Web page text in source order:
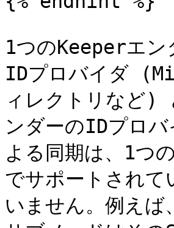
1つのKeeperエン
IDプロバイダ
ィレクトリなど)
ンダーのIDプロ
よる同期は、1つ
でサポートされて
いません。例えば